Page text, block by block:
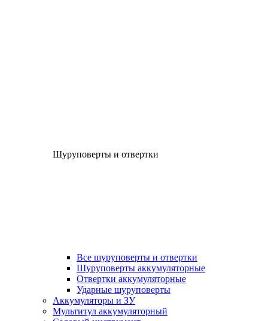
Шуруповерты и отвертки
Все шуруповерты и отвертки
Шуруповерты аккумуляторные
Отвертки аккумуляторные
Ударные шуруповерты
Аккумуляторы и ЗУ
Мультитул аккумуляторный